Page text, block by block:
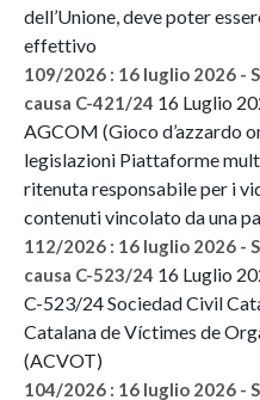
dell’Unione, deve poter
effettivo
109/2026 : 16 luglio 2026 -
causa C-421/24 16 Luglio
AGCOM (Gioco d’azzardo
legislazioni Piattaforme
ritenuta responsabile per i
contenuti vincolato da una
112/2026 : 16 luglio 2026 -
causa C-523/24 16 Luglio
C-523/24 Sociedad Civil
Catalana de Víctimes de
(ACVOT)
104/2026 : 16 luglio 2026 -